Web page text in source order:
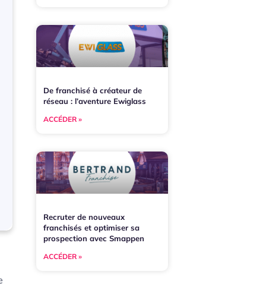
De franchisé à créateur de
réseau : l’aventure Ewiglass
ACCÉDER »
Recruter de nouveaux
franchisés et optimiser sa
prospection avec Smappen
ACCÉDER »